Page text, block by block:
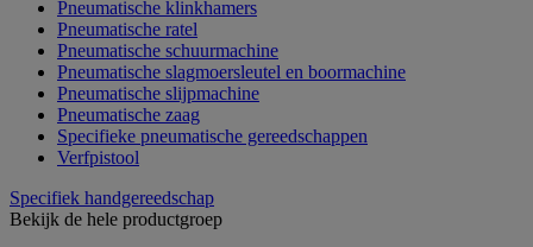
Pneumatische klinkhamers
Pneumatische ratel
Pneumatische schuurmachine
Pneumatische slagmoersleutel en boormachine
Pneumatische slijpmachine
Pneumatische zaag
Specifieke pneumatische gereedschappen
Verfpistool
Specifiek handgereedschap
Bekijk de hele productgroep